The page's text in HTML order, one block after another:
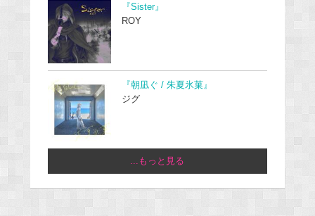
『Sister』
ROY
『朝凪ぐ / 朱夏氷菓』
ジグ
...もっと見る